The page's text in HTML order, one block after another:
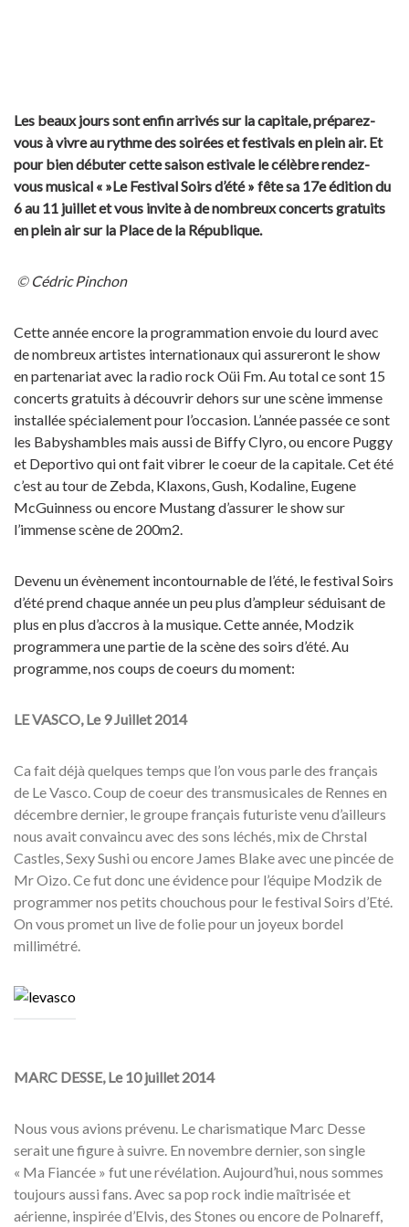
Les beaux jours sont enfin arrivés sur la capitale, préparez-
vous à vivre au rythme des soirées et festivals en plein air. Et
pour bien débuter cette saison estivale le célèbre rendez-
vous musical « »Le Festival Soirs d’été » fête sa 17e édition du
6 au 11 juillet et vous invite à de nombreux concerts gratuits
en plein air sur la Place de la République.
© Cédric Pinchon
Cette année encore la programmation envoie du lourd avec
de nombreux artistes internationaux qui assureront le show
en partenariat avec la radio rock Oüi Fm. Au total ce sont 15
concerts gratuits à découvrir dehors sur une scène immense
installée spécialement pour l’occasion. L’année passée ce sont
les Babyshambles mais aussi de Biffy Clyro, ou encore Puggy
et Deportivo qui ont fait vibrer le coeur de la capitale. Cet été
c’est au tour de Zebda, Klaxons, Gush, Kodaline, Eugene
McGuinness ou encore Mustang d’assurer le show sur
l’immense scène de 200m2.
Devenu un évènement incontournable de l’été, le festival Soirs
d’été prend chaque année un peu plus d’ampleur séduisant de
plus en plus d’accros à la musique. Cette année, Modzik
programmera une partie de la scène des soirs d’été. Au
programme, nos coups de coeurs du moment:
LE VASCO, Le 9 Juillet 2014
Ca fait déjà quelques temps que l’on vous parle des français
de Le Vasco. Coup de coeur des transmusicales de Rennes en
décembre dernier, le groupe français futuriste venu d’ailleurs
nous avait convaincu avec des sons léchés, mix de Chrstal
Castles, Sexy Sushi ou encore James Blake avec une pincée de
Mr Oizo. Ce fut donc une évidence pour l’équipe Modzik de
programmer nos petits chouchous pour le festival Soirs d’Eté.
On vous promet un live de folie pour un joyeux bordel
millimétré.
MARC DESSE, Le 10 juillet 2014
Nous vous avions prévenu. Le charismatique Marc Desse
serait une figure à suivre. En novembre dernier, son single
« Ma Fiancée » fut une révélation. Aujourd’hui, nous sommes
toujours aussi fans. Avec sa pop rock indie maîtrisée et
aérienne, inspirée d’Elvis, des Stones ou encore de Polnareff,